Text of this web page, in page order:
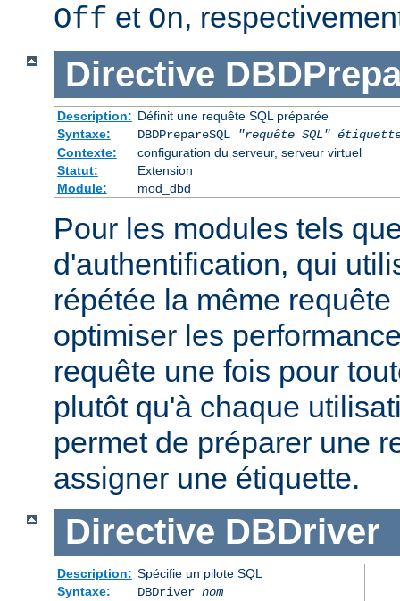
Off et On,
Directive
Description: Définit une requête SQL préparée
Syntaxe:
DBDPrepareSQL "requête SQL"
Contexte:
configuration du serveur, serveur virtuel
Statut:
Extension
Module:
mod_dbd
Pour les modules tels
d'authentification, qui
répétée la même
optimiser les
requête une fois pour
plutôt qu'à chaque
permet de préparer une
assigner une étiquette.
Directive DBDriver
Description: Spécifie un pilote SQL
Syntaxe:
DBDriver nom